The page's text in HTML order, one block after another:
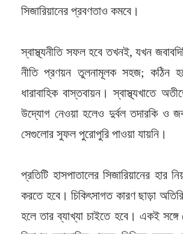
সিজারিয়ানের প্রবণতাও কমবে।
স্বাস্থ্যনীতি সফল হবে তখনই, যখন
নীতি প্রণয়ন তুলনামূলক সহজ; কঠিন
ধারাবাহিক বাস্তবায়ন। স্বাস্থ্যখাতে
উদ্যোগ নেওয়া হলেও দুর্বল তদারকি ও
সেগুলোর সুফল পুরোপুরি পাওয়া যায়নি।
প্রতিটি হাসপাতালের সিজারিয়ানের হার
করতে হবে। চিকিৎসাগত কারণ ছাড়া
হলে তার ব্যাখ্যা চাইতে হবে। একই সঙ্গে